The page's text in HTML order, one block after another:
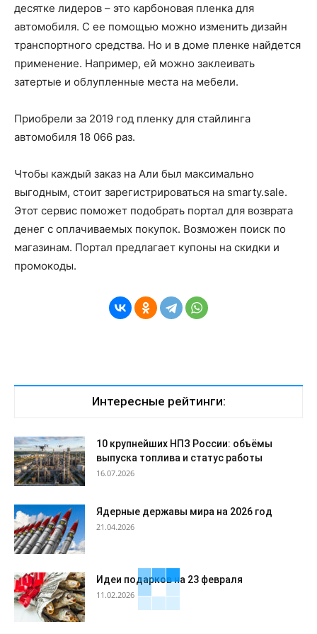
десятке лидеров – это карбоновая пленка для
автомобиля. С ее помощью можно изменить дизайн
транспортного средства. Но и в доме пленке найдется
применение. Например, ей можно заклеивать
затертые и облупленные места на мебели.
Приобрели за 2019 год пленку для стайлинга
автомобиля 18 066 раз.
Чтобы каждый заказ на Али был максимально
выгодным, стоит зарегистрироваться на smarty.sale.
Этот сервис поможет подобрать портал для возврата
денег с оплачиваемых покупок. Возможен поиск по
магазинам. Портал предлагает купоны на скидки и
промокоды.
Интересные рейтинги:
10 крупнейших НПЗ России: объёмы
выпуска топлива и статус работы
16.07.2026
Ядерные державы мира на 2026 год
21.04.2026
Идеи подарков на 23 февраля
11.02.2026